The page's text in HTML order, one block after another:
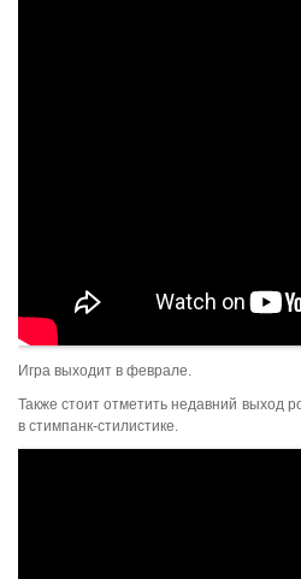
Игра выходит в феврале.
Также стоит отметить недавний выход
в стимпанк-стилистике.